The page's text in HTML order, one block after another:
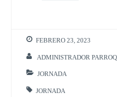
FEBRERO 23, 2023
ADMINISTRADOR
JORNADA
JORNADA